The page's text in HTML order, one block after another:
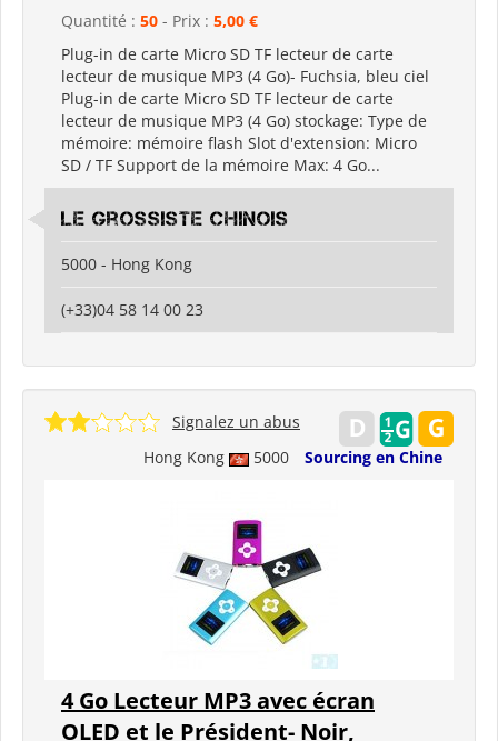
Quantité : 50 - Prix : 5,00 €
Plug-in de carte Micro SD TF lecteur de carte
lecteur de musique MP3 (4 Go)- Fuchsia, bleu ciel
Plug-in de carte Micro SD TF lecteur de carte
lecteur de musique MP3 (4 Go) stockage: Type de
mémoire: mémoire flash Slot d'extension: Micro
SD / TF Support de la mémoire Max: 4 Go...
Le grossiste chinois
5000 - Hong Kong
(+33)04 58 14 00 23
Hong Kong 5000 Sourcing en Chine
Signalez un abus
4 Go Lecteur MP3 avec écran
OLED et le Président- Noir,